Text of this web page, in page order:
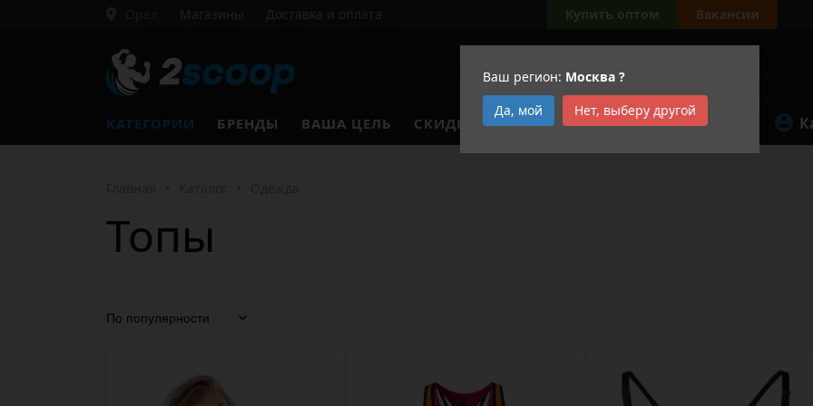
Ваш регион: Москва ?
Да, мой
Нет, выберу другой
Магазины Доставка и оплата Купить оптом Вакансии
КАТЕГОРИИ БРЕНДЫ ВАША ЦЕЛЬ СКИДКИ АКЦИИ
Топы